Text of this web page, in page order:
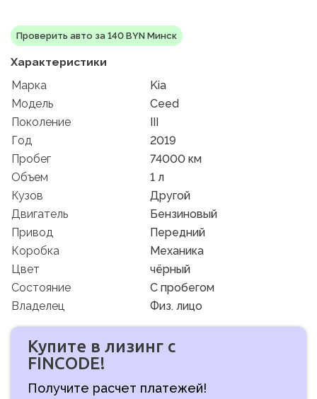
Проверить авто за 140 BYN Минск
Характеристики
Марка
Kia
Модель
Ceed
Поколение
III
Год
2019
Пробег
74000 км
Объем
1 л
Кузов
Другой
Двигатель
Бензиновый
Привод
Передний
Коробка
Механика
Цвет
чёрный
Состояние
C пробегом
Владелец
Физ. лицо
Купите в лизинг с
FINCODE!
Получите расчет платежей!